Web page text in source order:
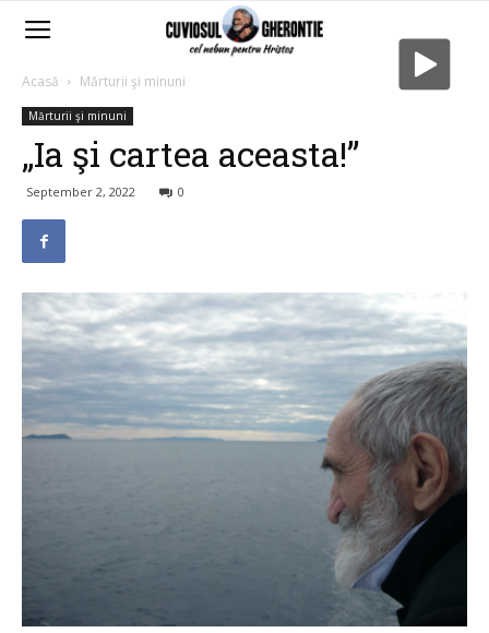
Acasă Mărturii şi minuni
Mărturii şi minuni
„Ia şi cartea aceasta!”
September 2, 2022 0